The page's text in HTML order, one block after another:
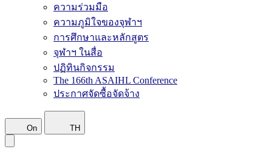
ความร่วมมือ
ความภูมิใจของจุฬาฯ
การศึกษาและหลักสูตร
จุฬาฯ ในสื่อ
ปฏิทินกิจกรรม
The 166th ASAIHL Conference
ประกาศจัดซื้อจัดจ้าง
On TH